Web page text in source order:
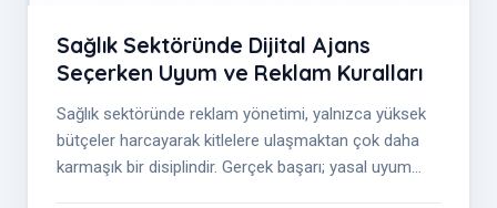
Sağlık Sektöründe Dijital Ajans
Seçerken Uyum ve Reklam Kuralları
Sağlık sektöründe reklam yönetimi, yalnızca yüksek
bütçeler harcayarak kitlelere ulaşmaktan çok daha
karmaşık bir disiplindir. Gerçek başarı; yasal uyum